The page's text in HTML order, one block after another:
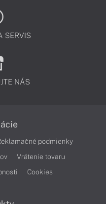
SERVIS
NÁS
podmienky
Vrátenie tovaru
Cookies